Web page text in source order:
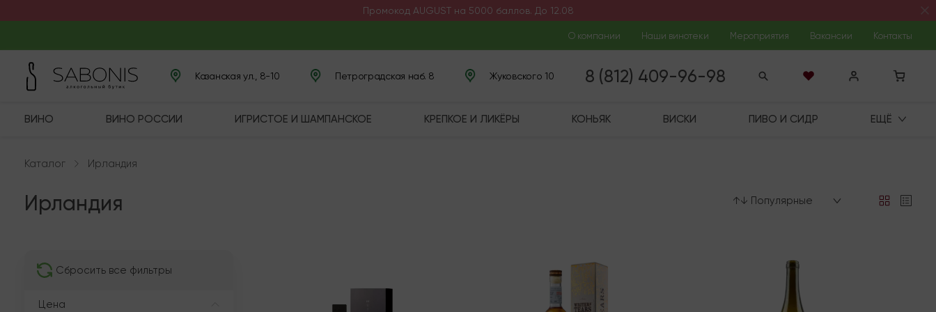
Промокод AUGUST на 5000 баллов. До 12.08
О компании Наши винотеки Мероприятия Вакансии Контакты
Казанская ул., 8-10 Петроградская наб. 8 Жуковского 10 8 (812) 409-96-98
ВИНО ВИНО РОССИИ ИГРИСТОЕ И ШАМПАНСКОЕ КРЕПКОЕ И ЛИКЁРЫ КОНЬЯК ВИСКИ ПИВО И СИДР ЕЩЁ
Каталог Ирландия
Ирландия ↑↓ Популярные
Сбросить все фильтры
Цена